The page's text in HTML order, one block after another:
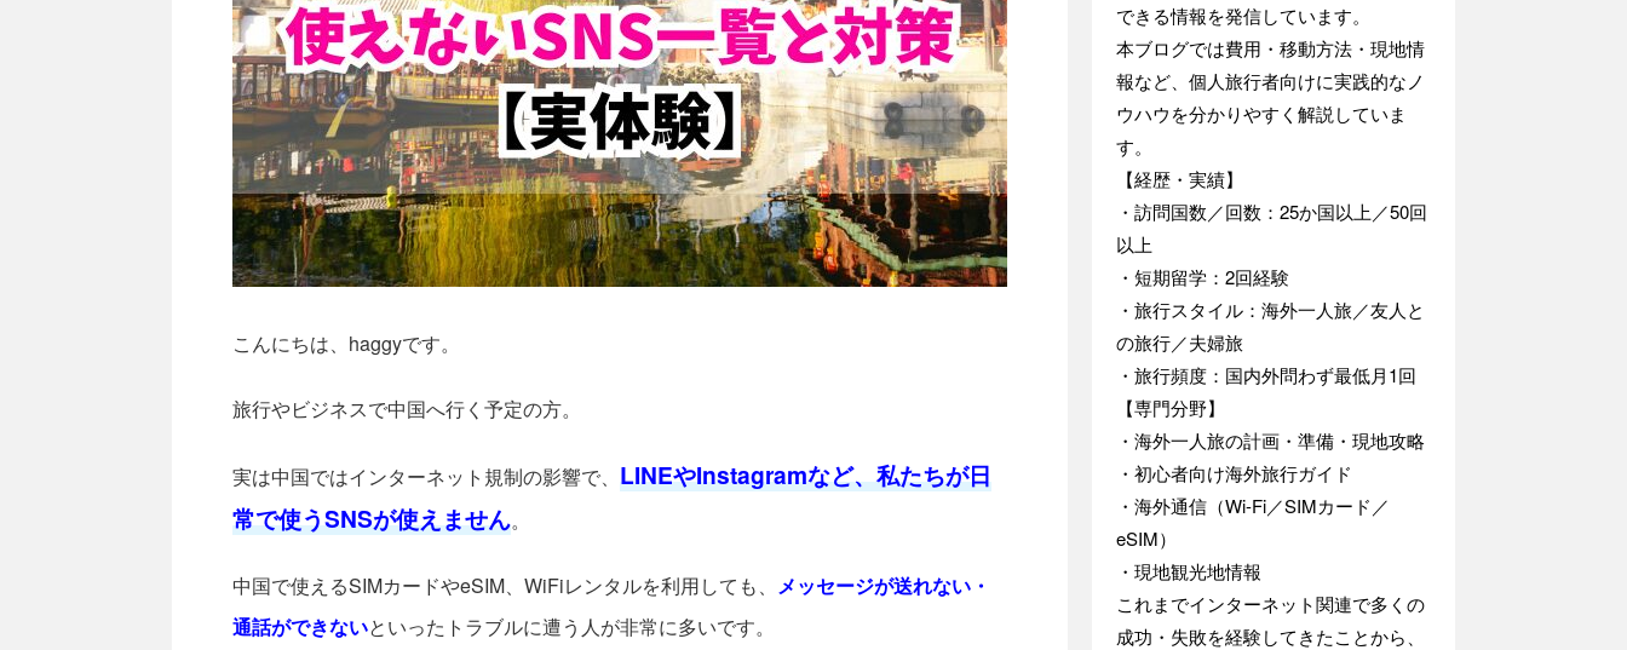
こんにちは、haggyです。
旅行やビジネスで中国へ行く予定の方。
実は中国ではインターネット規制の影響で、 LINEやInstagramなど、私たちが日
常で使うSNSが使えません。
中国で使えるSIMカードやeSIM、WiFiレンタルを利用しても、
メッセージが送れない・
通話ができないといったトラブルに遭う人が非常に多いです。
できる情報を発信しています。
本ブログでは費用・移動方法・現地情
報など、個人旅行者向けに実践的なノ
ウハウを分かりやすく解説していま
す。
【経歴・実績】
・訪問国数／回数：25か国以上／50回
以上
・短期留学：2回経験
・旅行スタイル：海外一人旅／友人と
の旅行／夫婦旅
・旅行頻度：国内外問わず最低月1回
【専門分野】
・海外一人旅の計画・準備・現地攻略
・初心者向け海外旅行ガイド
・海外通信（Wi-Fi／SIMカード／
eSIM）
・現地観光地情報
これまでインターネット関連で多くの
成功・失敗を経験してきたことから、